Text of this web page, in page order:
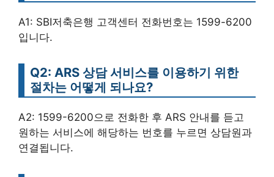
A1: SBI저축은행 고객센터 전화번호는 1599-6200
입니다.
Q2: ARS 상담 서비스를 이용하기 위한
절차는 어떻게 되나요?
A2: 1599-6200으로 전화한 후 ARS 안내를 듣고
원하는 서비스에 해당하는 번호를 누르면 상담원과
연결됩니다.